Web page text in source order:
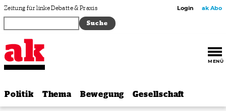
Zum Inhalt springen
Zeitung für linke Debatte & Praxis Login ak Abo
MENÜ
Politik Thema Bewegung Gesellschaft